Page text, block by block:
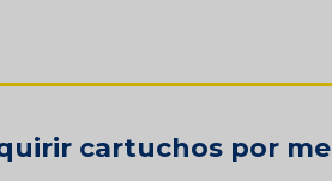
cartuchos por